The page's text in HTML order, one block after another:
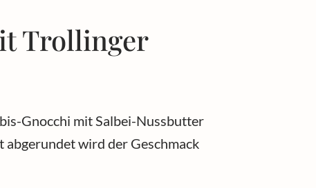
Trollinger
Gnocchi mit Salbei-Nussbutter
wird der Geschmack